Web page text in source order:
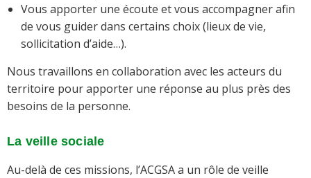
Vous apporter une écoute et vous accompagner afin
de vous guider dans certains choix (lieux de vie,
sollicitation d’aide…).
Nous travaillons en collaboration avec les acteurs du
territoire pour apporter une réponse au plus près des
besoins de la personne.
La veille sociale
Au-delà de ces missions, l’ACGSA a un rôle de veille